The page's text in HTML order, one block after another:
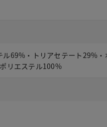
ル69%・トリアセテート29%・
リエステル100%